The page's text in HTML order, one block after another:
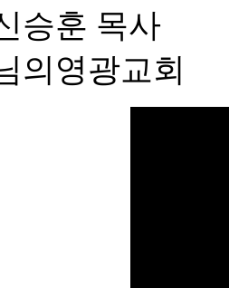
승훈 목사
의영광교회